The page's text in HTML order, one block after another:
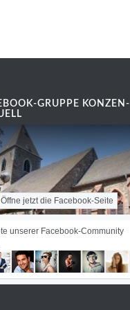
GRUPPE KONZEN-
Öffne jetzt die Facebook-Seite
unserer Facebook-Community